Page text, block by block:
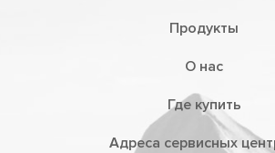
Продукты
О нас
Где купить
Адреса сервисных